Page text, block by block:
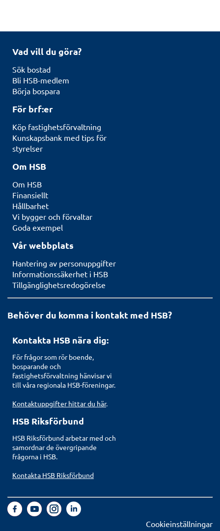
Vad vill du göra?
Sök bostad
Bli HSB-medlem
Börja bospara
För brf:er
Köp fastighetsförvaltning
Kunskapsbank med tips för
styrelser
Om HSB
Om HSB
Finansiellt
Hållbarhet
Vi bygger och förvaltar
Goda exempel
Vår webbplats
Hantering av personuppgifter
Informationssäkerhet i HSB
Tillgänglighetsredogörelse
Behöver du komma i kontakt med HSB?
Kontakta HSB nära dig:
För frågor som rör boende,
bosparande och
fastighetsförvaltning hänvisar vi
till våra regionala HSB-föreningar.
Kontaktuppgifter hittar du här.
HSB Riksförbund
HSB Riksförbund arbetar med och
samordnar de övergripande
frågorna i HSB.
Kontakta HSB Riksförbund
Cookieinställningar